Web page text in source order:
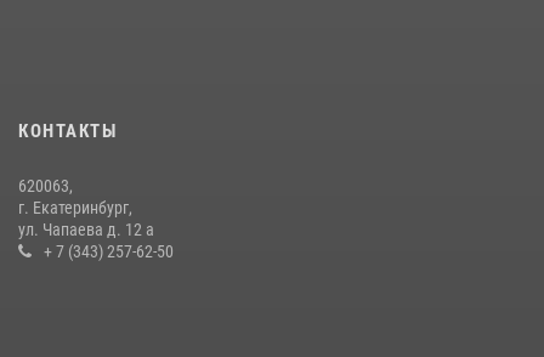
14 июля 2026, 11:06
антитеррористическом учении в Свердловской области
31 июля 2026, 12:27
КОНТАКТЫ
620063,
г. Екатеринбург,
ул. Чапаева д. 12 а
+ 7 (343) 257-62-50